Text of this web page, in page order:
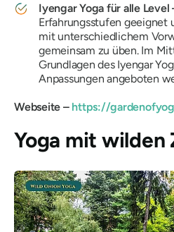
Iyengar Yoga für alle Level
Erfahrungsstufen geeignet
mit unterschiedlichem
gemeinsam zu üben. Im
Grundlagen des Iyengar
Anpassungen angeboten
Webseite –https://
Yoga mit wilden